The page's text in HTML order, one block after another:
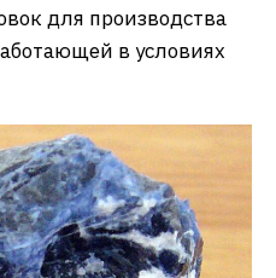
для производства
в условиях